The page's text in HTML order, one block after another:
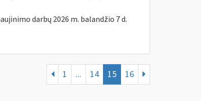
darbų 2026 m. balandžio 7 d.
1 ... 14 15 16